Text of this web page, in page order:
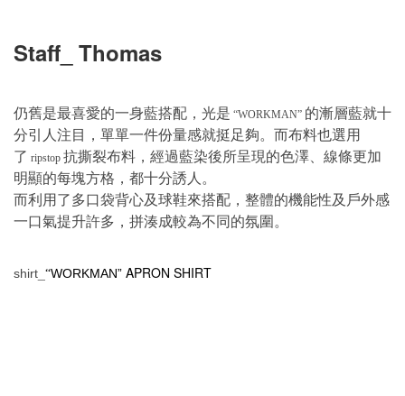
Staff_ Thomas
仍舊是最喜愛的一身藍搭配，光是 “WORKMAN” 的漸層藍就十
分引人注目，單單一件份量感就挺足夠。而布料也選用
了 ripstop 抗撕裂布料，經過藍染後所呈現的色澤、線條更加
明顯的每塊方格，都十分誘人。
而利用了多口袋背心及球鞋來搭配，整體的機能性及戶外感
一口氣提升許多，拼湊成較為不同的氛圍。
shirt “WORKMAN” APRON SHIRT